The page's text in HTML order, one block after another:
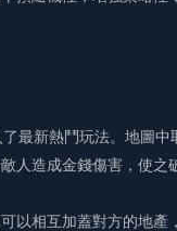
最新熱鬥玩法。地圖
人造成金錢傷害，使之
以相互加蓋對方的地